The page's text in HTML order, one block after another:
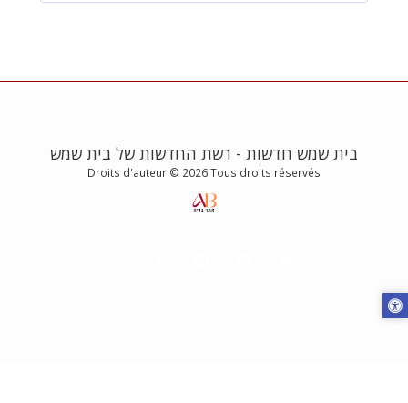
בית שמש חדשות - רשת החדשות של בית שמש
Droits d'auteur © 2026 Tous droits réservés